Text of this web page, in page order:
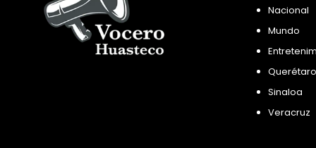
Nacional
Mundo
Querétaro
Sinaloa
Veracruz